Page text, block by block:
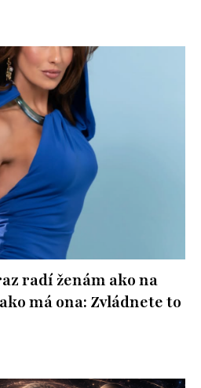
radí ženám ako na
má ona: Zvládnete to